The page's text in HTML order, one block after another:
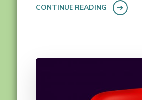
CONTINUE READING